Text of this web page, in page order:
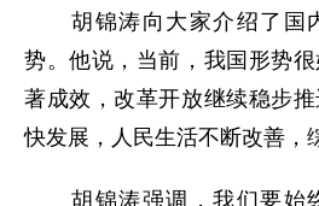
胡锦涛向大家介绍了国
势。他说，当前，我国形势
著成效，改革开放继续稳步
快发展，人民生活不断改善，
胡锦涛强调，我们要始